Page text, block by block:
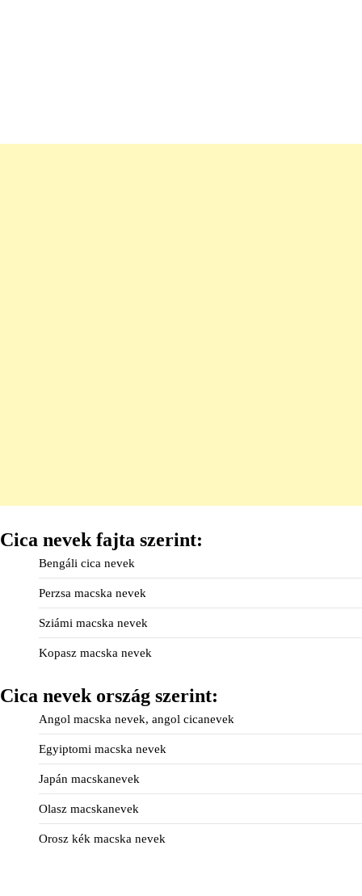
Cica nevek fajta szerint:
Bengáli cica nevek
Perzsa macska nevek
Sziámi macska nevek
Kopasz macska nevek
Cica nevek ország szerint:
Angol macska nevek, angol cicanevek
Egyiptomi macska nevek
Japán macskanevek
Olasz macskanevek
Orosz kék macska nevek